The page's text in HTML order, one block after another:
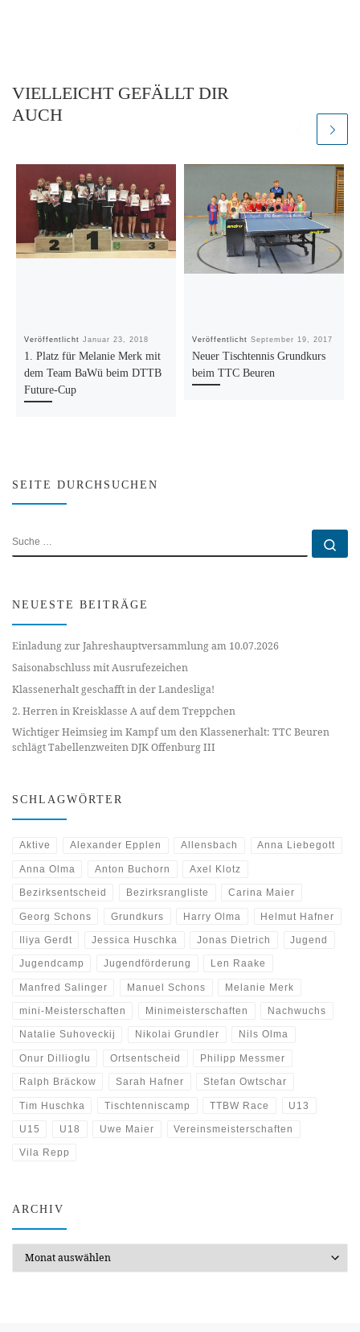
VIELLEICHT GEFÄLLT DIR
AUCH
VeröffentlichtJanuar 23, 2018
1. Platz für Melanie Merk mit
dem Team BaWü beim DTTB
Future-Cup
VeröffentlichtSeptember 19, 2017
Neuer Tischtennis Grundkurs
beim TTC Beuren
SEITE DURCHSUCHEN
SUCHE
NEUESTE BEITRÄGE
Einladung zur Jahreshauptversammlung am 10.07.2026
Saisonabschluss mit Ausrufezeichen
Klassenerhalt geschafft in der Landesliga!
2. Herren in Kreisklasse A auf dem Treppchen
Wichtiger Heimsieg im Kampf um den Klassenerhalt: TTC Beuren
schlägt Tabellenzweiten DJK Offenburg III
SCHLAGWÖRTER
Aktive Alexander Epplen Allensbach Anna Liebegott
Anna Olma Anton Buchorn Axel Klotz
Bezirksentscheid Bezirksrangliste Carina Maier
Georg Schons Grundkurs Harry Olma Helmut Hafner
Iliya Gerdt Jessica Huschka Jonas Dietrich Jugend
Jugendcamp Jugendförderung Len Raake
Manfred Salinger Manuel Schons Melanie Merk
mini-Meisterschaften Minimeisterschaften Nachwuchs
Natalie Suhoveckij Nikolai Grundler Nils Olma
Onur Dillioglu Ortsentscheid Philipp Messmer
Ralph Bräckow Sarah Hafner Stefan Owtschar
Tim Huschka Tischtenniscamp TTBW Race U13
U15 U18 Uwe Maier Vereinsmeisterschaften
Vila Repp
ARCHIV